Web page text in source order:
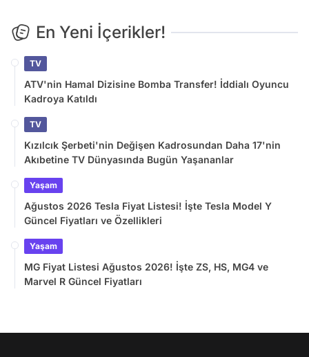
En Yeni İçerikler!
TV
ATV'nin Hamal Dizisine Bomba Transfer! İddialı Oyuncu
Kadroya Katıldı
TV
Kızılcık Şerbeti'nin Değişen Kadrosundan Daha 17'nin
Akıbetine TV Dünyasında Bugün Yaşananlar
Yaşam
Ağustos 2026 Tesla Fiyat Listesi! İşte Tesla Model Y
Güncel Fiyatları ve Özellikleri
Yaşam
MG Fiyat Listesi Ağustos 2026! İşte ZS, HS, MG4 ve
Marvel R Güncel Fiyatları